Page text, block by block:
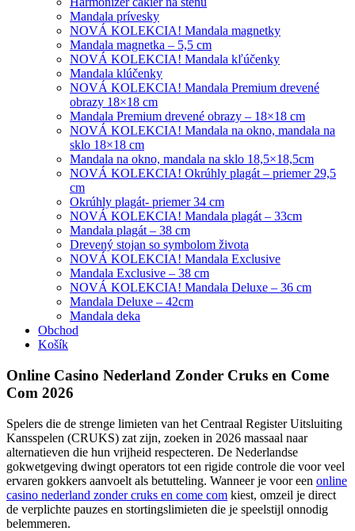
Mandala prívesky
NOVÁ KOLEKCIA! Mandala magnetky
Mandala magnetka – 5,5 cm
NOVÁ KOLEKCIA! Mandala kľúčenky
Mandala klúčenky
NOVÁ KOLEKCIA! Mandala Premium drevené
obrazy 18×18 cm
Mandala Premium drevené obrazy – 18×18 cm
NOVÁ KOLEKCIA! Mandala na okno, mandala na
sklo 18×18 cm
Mandala na okno, mandala na sklo 18,5×18,5cm
NOVÁ KOLEKCIA! Okrúhly plagát – priemer 29,5
cm
Okrúhly plagát- priemer 34 cm
NOVÁ KOLEKCIA! Mandala plagát – 33cm
Mandala plagát – 38 cm
Drevený stojan so symbolom života
NOVÁ KOLEKCIA! Mandala Exclusive
Mandala Exclusive – 38 cm
NOVÁ KOLEKCIA! Mandala Deluxe – 36 cm
Mandala Deluxe – 42cm
Mandala deka
Obchod
Košík
Online Casino Nederland Zonder Cruks en Come
Com 2026
Spelers die de strenge limieten van het Centraal Register Uitsluiting
Kansspelen (CRUKS) zat zijn, zoeken in 2026 massaal naar
alternatieven die hun vrijheid respecteren. De Nederlandse
gokwetgeving dwingt operators tot een rigide controle die voor veel
ervaren gokkers aanvoelt als betutteling. Wanneer je voor een online
casino nederland zonder cruks en come com kiest, omzeil je direct
de verplichte pauzes en stortingslimieten die je speelstijl onnodig
belemmeren.